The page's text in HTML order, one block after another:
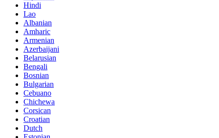
Hindi
Lao
Albanian
Amharic
Armenian
Azerbaijani
Belarusian
Bengali
Bosnian
Bulgarian
Cebuano
Chichewa
Corsican
Croatian
Dutch